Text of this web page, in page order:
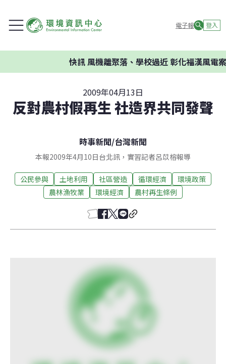
電子報 登入
快訊風機離聚落、學校過近 彰化福漢風電案
2009年04月13日
反對農村假再生 社造界共同發聲
時事新聞/台灣新聞
本報2009年4月10日台北訊，實習記者呂苡榕報導
公民參與 土地利用 社區營造 循環經濟
環境政策
農林漁牧業
環境經濟 農村再生條例